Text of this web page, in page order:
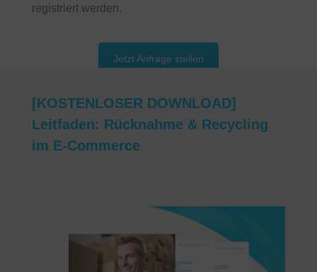
registriert werden.
Jetzt Anfrage stellen
[KOSTENLOSER DOWNLOAD]
Leitfaden: Rücknahme & Recycling
im E-Commerce